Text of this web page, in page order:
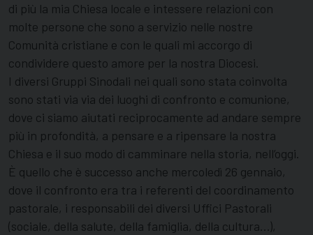
di più la mia Chiesa locale e intessere relazioni con
molte persone che sono a servizio nelle nostre
Comunità cristiane e con le quali mi accorgo di
condividere questo amore per la nostra Diocesi.
I diversi Gruppi Sinodali nei quali sono stata coinvolta
sono stati via via dei luoghi di confronto e comunione,
dove ci siamo aiutati reciprocamente ad andare sempre
più in profondità, a pensare e a ripensare la nostra
Chiesa e il suo modo di camminare nella storia, nell’oggi.
È quello che è successo anche mercoledì 26 gennaio,
dove il confronto era tra i referenti del coordinamento
pastorale, i responsabili dei diversi Uffici Pastorali
(sociale, della salute, della famiglia, della cultura…),